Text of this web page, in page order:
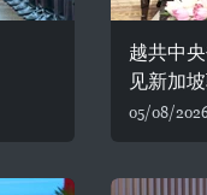
越共中
见新加
05/08/